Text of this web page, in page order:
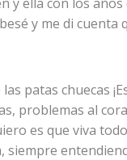
y me di cuenta
patas chuecas
problemas al
es que viva
siempre